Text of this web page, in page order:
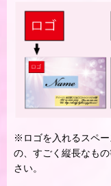
※ロゴを入れるスペ
の、すごく縦長なも
さい。